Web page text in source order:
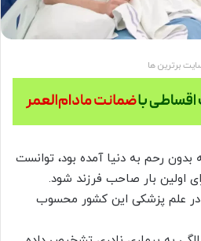
برترین ها
که بدون رحم به دنیا آمده بود، توانست
اولین بار صاحب فرزند شود.
علم پزشکی این کشور محسوب